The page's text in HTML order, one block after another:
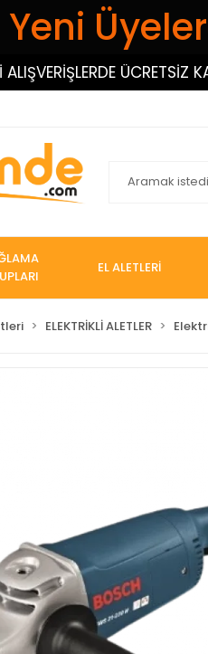
Yeni
ÜCRETSİZ
EL ALETLERİ
ELEKTRİKLİ ALETLER